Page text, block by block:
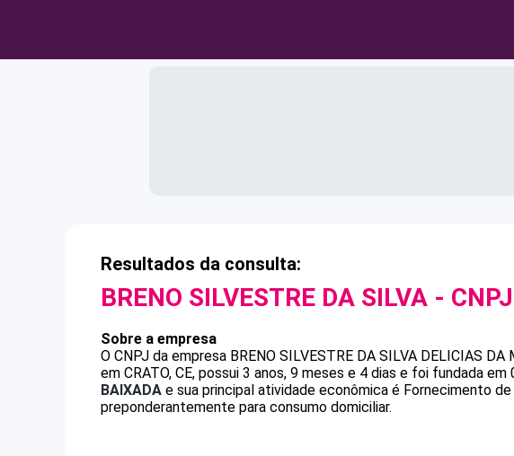
Resultados da consulta:
BRENO SILVESTRE DA SILVA - CNPJ
Sobre a empresa
O CNPJ da empresa BRENO SILVESTRE DA SILVA DELICIAS DA
em CRATO, CE, possui 3 anos, 9 meses e 4 dias e foi fundada
BAIXADA e sua principal atividade econômica é Fornecimento
preponderantemente para consumo domiciliar.